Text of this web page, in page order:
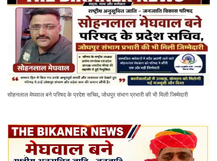
सोहनलाल मेघवाल बने परिषद के प्रदेश सचिव, जोधपुर संभाग प्रभारी की भी मिली जिम्मेदारी